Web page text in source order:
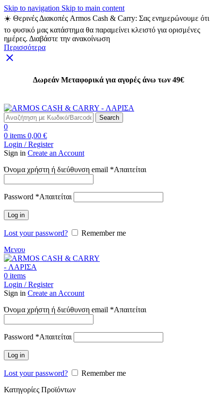
Skip to navigation Skip to main content
☀️ Θερινές Διακοπές Armos Cash & Carry: Σας ενημερώνουμε ότι
το φυσικό μας κατάστημα θα παραμείνει κλειστό για ορισμένες
ημέρες. Διαβάστε την ανακοίνωση
Περισσότερα
Δωρεάν Μεταφορικά για αγορές άνω των 49€
Search
0
0 items 0,00 €
Login / Register
Sign in Create an Account
Όνομα χρήστη ή διεύθυνση email *Απαιτείται
Password *Απαιτείται
Log in
Lost your password?
Remember me
Μενου
0 items
Login / Register
Sign in Create an Account
Όνομα χρήστη ή διεύθυνση email *Απαιτείται
Password *Απαιτείται
Log in
Lost your password?
Remember me
Κατηγορίες Προϊόντων